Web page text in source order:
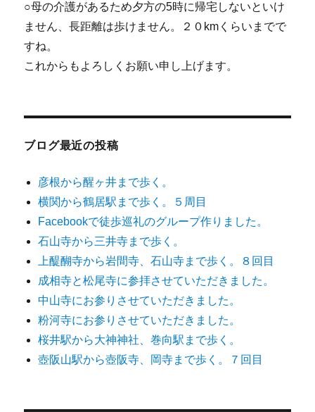
○母の介護があるため夕方の5時に帰宅しないといけ
ません、長距離は歩けません。２０kmくらいまでで
すね。
これからもよろしくお願い申し上げます。
ブログ最近の投稿
彦根から醒ヶ井まで歩く。
横関から鶴居駅まで歩く。５周目
Facebookで徒歩巡礼のグループ作りました。
石山寺から三井寺まで歩く。
上醍醐寺から岩間寺、石山寺まで歩く。８回目
成相寺と松尾寺に参拝させていただきました。
中山寺にお参りさせていただきました。
粉河寺にお参りさせていただきました。
桜井駅から大神神社、巻向駅まで歩く。
壺阪山駅から壺阪寺、岡寺まで歩く。７回目